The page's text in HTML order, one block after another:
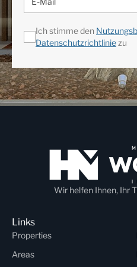
Ich stimme den
Datenschutzrichtlinie zu
Wir helfen Ihnen, Ihr
Links
Properties
Areas